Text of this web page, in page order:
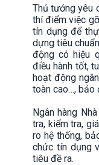
Thủ tướng yêu
thí điểm việc
tín dụng để
dựng tiêu
động có hiệu
điều hành tốt,
hoạt động
toàn cao…, bảo
Ngân hàng
tra, kiểm tra,
ro hệ thống,
chức tín dụng
tiêu đề ra.